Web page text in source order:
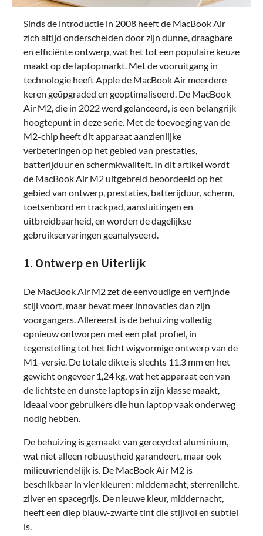
Sinds de introductie in 2008 heeft de MacBook Air
zich altijd onderscheiden door zijn dunne, draagbare
en efficiënte ontwerp, wat het tot een populaire keuze
maakt op de laptopmarkt. Met de vooruitgang in
technologie heeft Apple de MacBook Air meerdere
keren geüpgraded en geoptimaliseerd. De MacBook
Air M2, die in 2022 werd gelanceerd, is een belangrijk
hoogtepunt in deze serie. Met de toevoeging van de
M2-chip heeft dit apparaat aanzienlijke
verbeteringen op het gebied van prestaties,
batterijduur en schermkwaliteit. In dit artikel wordt
de MacBook Air M2 uitgebreid beoordeeld op het
gebied van ontwerp, prestaties, batterijduur, scherm,
toetsenbord en trackpad, aansluitingen en
uitbreidbaarheid, en worden de dagelijkse
gebruikservaringen geanalyseerd.
1. Ontwerp en Uiterlijk
De MacBook Air M2 zet de eenvoudige en verfijnde
stijl voort, maar bevat meer innovaties dan zijn
voorgangers. Allereerst is de behuizing volledig
opnieuw ontworpen met een plat profiel, in
tegenstelling tot het licht wigvormige ontwerp van de
M1-versie. De totale dikte is slechts 11,3 mm en het
gewicht ongeveer 1,24 kg, wat het apparaat een van
de lichtste en dunste laptops in zijn klasse maakt,
ideaal voor gebruikers die hun laptop vaak onderweg
nodig hebben.
De behuizing is gemaakt van gerecycled aluminium,
wat niet alleen robuustheid garandeert, maar ook
milieuvriendelijk is. De MacBook Air M2 is
beschikbaar in vier kleuren: middernacht, sterrenlicht,
zilver en spacegrijs. De nieuwe kleur, middernacht,
heeft een diep blauw-zwarte tint die stijlvol en subtiel
is.